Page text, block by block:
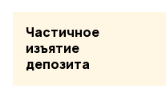
Частичное
изъятие
депозита